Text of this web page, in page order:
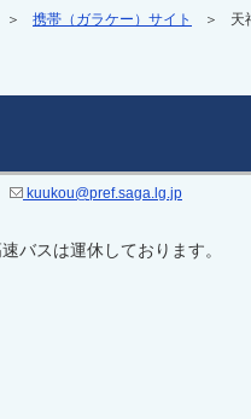
携帯（ガラケー）サイト
天
kuukou@pref.saga.lg.jp
バスは運休しております。